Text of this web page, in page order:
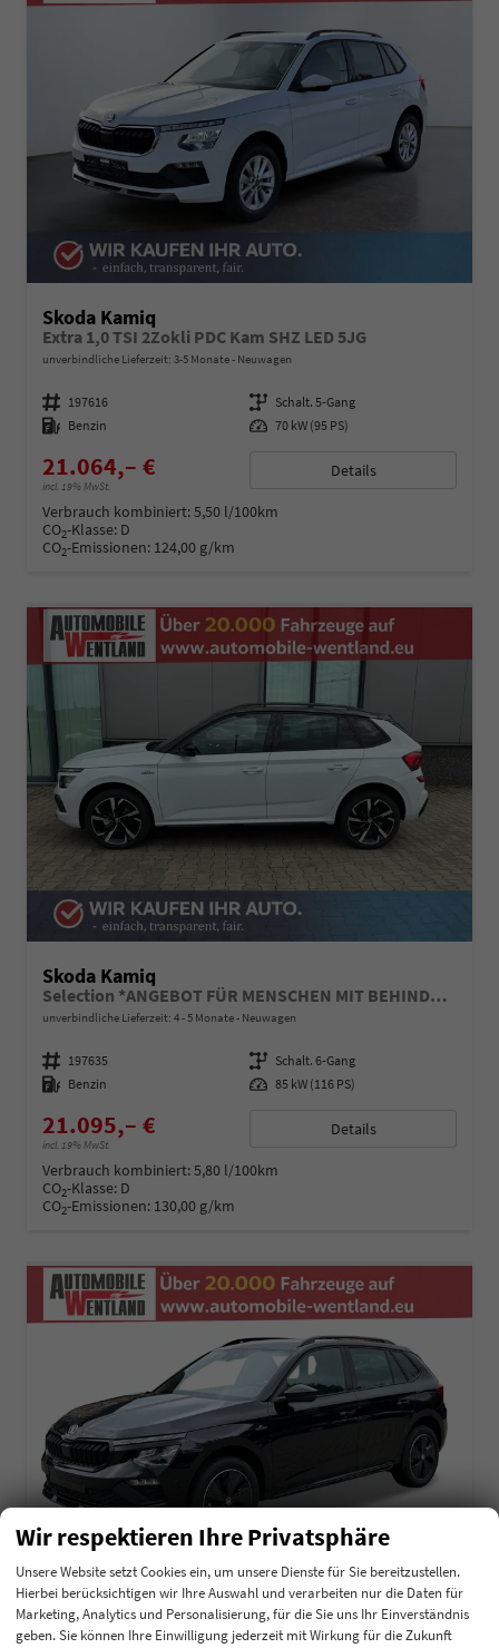
Skoda Kamiq
Extra 1,0 TSI 2Zokli PDC Kam SHZ LED 5JG
unverbindliche Lieferzeit: 3-5 Monate Neuwagen
Fahrzeugnummer 197616 Getriebe Schalt. 5-Gang
Kraftstoff Benzin Leistung 70 kW (95 PS)
21.064,– €
incl. 19% MwSt.
Details
Verbrauch kombiniert:5,50 l/100km
CO2-Klasse: D
CO2-Emissionen: 124,00 g/km
Skoda Kamiq
Selection *ANGEBOT FÜR MENSCHEN MIT BEHINDERUNG AB 50%! 1.0 TSI 115PS, Klimaanlage, Sitzheizung, Parksensoren hinten, LED-Scheinwerfer, Tempomat, Infotainment 8", Virtual Cockpit Nebelscheinwerfer, Dachreling
unverbindliche Lieferzeit: 4 - 5 Monate Neuwagen
Fahrzeugnummer 197635 Getriebe Schalt. 6-Gang
Kraftstoff Benzin Leistung 85 kW (116 PS)
21.095,– €
incl. 19% MwSt.
Details
Verbrauch kombiniert:5,80 l/100km
CO2-Klasse: D
CO2-Emissionen: 130,00 g/km
Skoda Kamiq
Wir respektieren Ihre Privatsphäre
Unsere Website setzt Cookies ein, um unsere Dienste für Sie bereitzustellen.
Hierbei berücksichtigen wir Ihre Auswahl und verarbeiten nur die Daten für
Marketing, Analytics und Personalisierung, für die Sie uns Ihr Einverständnis
geben. Sie können Ihre Einwilligung jederzeit mit Wirkung für die Zukunft